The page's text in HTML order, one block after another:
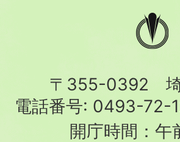
小
川
役
場
〒355-0392 埼
電話番号: 0493-72-
開庁時間：